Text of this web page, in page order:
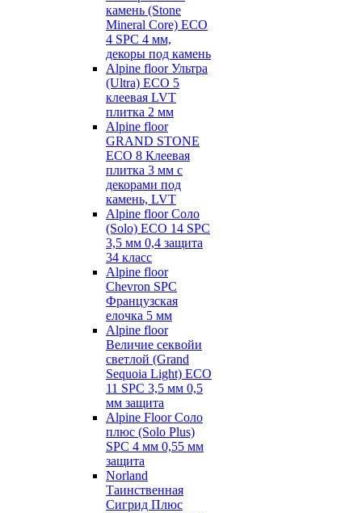
камень (Stone
Mineral Core) ECO
4 SPC 4 мм,
декоры под камень
Alpine floor Ультра
(Ultra) ECO 5
клеевая LVT
плитка 2 мм
Alpine floor
GRAND STONE
ECO 8 Клеевая
плитка 3 мм с
декорами под
камень, LVT
Alpine floor Соло
(Solo) ECO 14 SPC
3,5 мм 0,4 защита
34 класс
Alpine floor
Chevron SPC
Французская
елочка 5 мм
Alpine floor
Величие секвойи
светлой (Grand
Sequoia Light) ECO
11 SPC 3,5 мм 0,5
мм защита
Alpine Floor Соло
плюс (Solo Plus)
SPC 4 мм 0,55 мм
защита
Norland
Таинственная
Сигрид Плюс